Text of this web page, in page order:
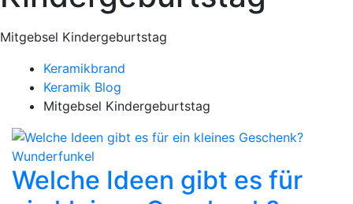
Mitgebsel Kindergeburtstag
Keramikbrand
Keramik Blog
Mitgebsel Kindergeburtstag
Welche Ideen gibt es für